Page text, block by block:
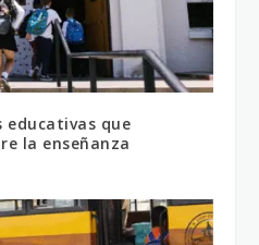
educativas que
la enseñanza